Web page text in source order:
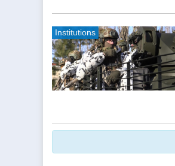
Institutions